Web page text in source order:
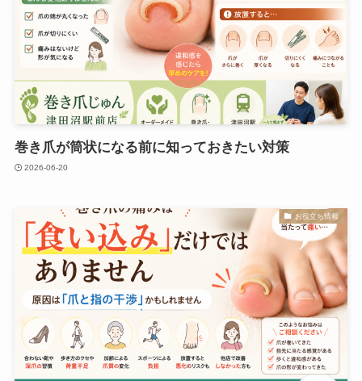
巻き爪が筒状になる前に知っておきたい対策
2026-06-20
お役立ち情報